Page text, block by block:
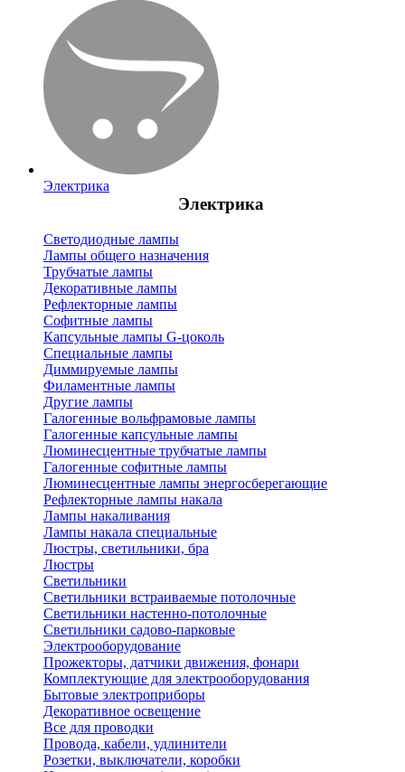
Электрика
Электрика
Светодиодные лампы
Лампы общего назначения
Трубчатые лампы
Декоративные лампы
Рефлекторные лампы
Софитные лампы
Капсульные лампы G-цоколь
Специальные лампы
Диммируемые лампы
Филаментные лампы
Другие лампы
Галогенные вольфрамовые лампы
Галогенные капсульные лампы
Люминесцентные трубчатые лампы
Галогенные софитные лампы
Люминесцентные лампы энергосберегающие
Рефлекторные лампы накала
Лампы накаливания
Лампы накала специальные
Люстры, светильники, бра
Люстры
Светильники
Светильники встраиваемые потолочные
Светильники настенно-потолочные
Светильники садово-парковые
Электрооборудование
Прожекторы, датчики движения, фонари
Комплектующие для электрооборудования
Бытовые электроприборы
Декоративное освещение
Все для проводки
Провода, кабели, удлинители
Розетки, выключатели, коробки